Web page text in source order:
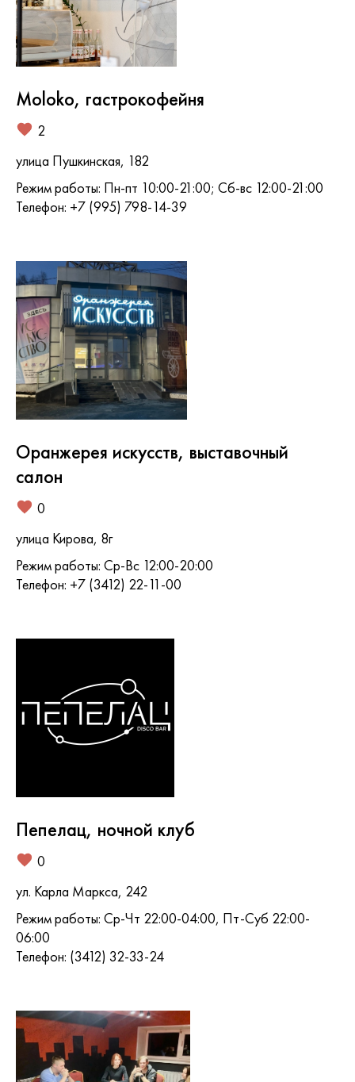
Moloko, гастрокофейня
2
улица Пушкинская, 182
Режим работы: Пн-пт 10:00-21:00; Сб-вс 12:00-21:00
Телефон: +7 (995) 798-14-39
Оранжерея искусств, выставочный
салон
0
улица Кирова, 8г
Режим работы: Ср-Вс 12:00-20:00
Телефон: +7 (3412) 22-11-00
Пепелац, ночной клуб
0
ул. Карла Маркса, 242
Режим работы: Ср-Чт 22:00-04:00, Пт-Суб 22:00-
06:00
Телефон: (3412) 32-33-24